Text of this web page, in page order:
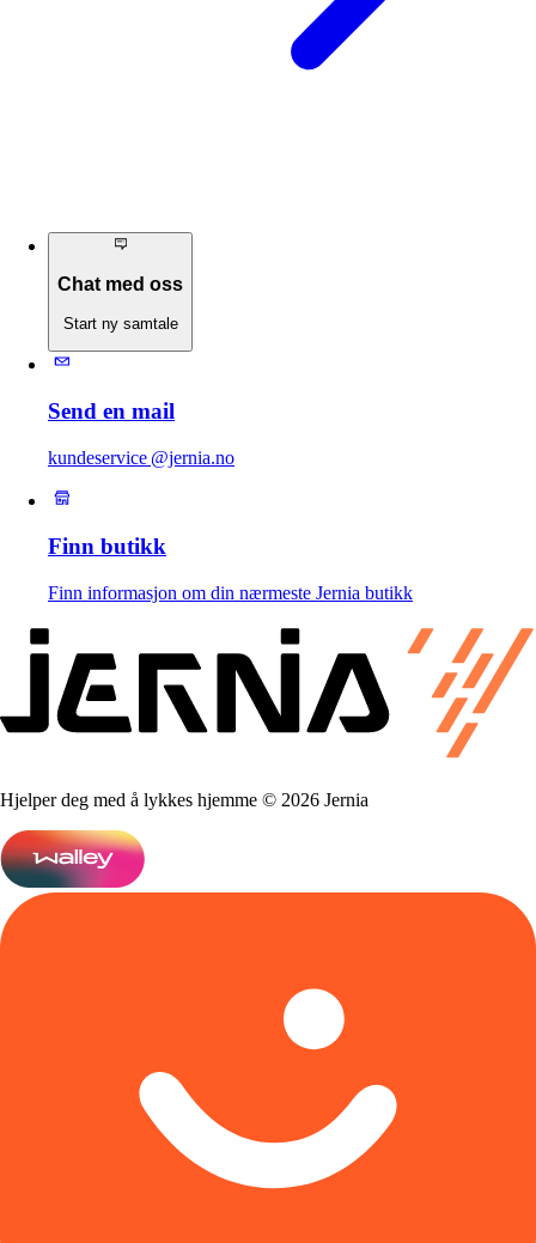
Chat med oss
Start ny samtale
Send en mail
kundeservice @jernia.no
Finn butikk
Finn informasjon om din nærmeste Jernia butikk
Hjelper deg med å lykkes hjemme © 2026 Jernia